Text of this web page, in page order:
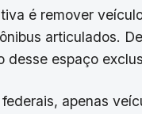
é remover
articulados.
desse espaço
apenas